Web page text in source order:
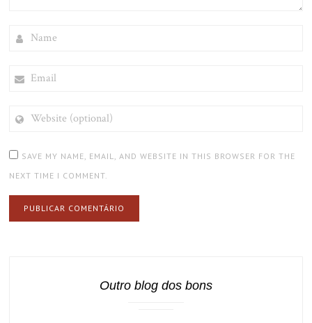
(OPTIONAL)
SAVE MY NAME, EMAIL, AND WEBSITE IN THIS BROWSER FOR THE
NEXT TIME I COMMENT.
Outro blog dos bons